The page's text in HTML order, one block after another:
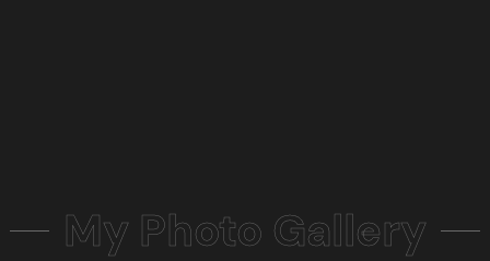
My Photo Gallery